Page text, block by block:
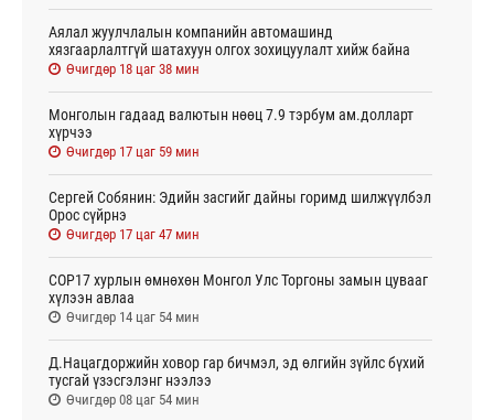
Аялал жуулчлалын компанийн автомашинд
хязгаарлалтгүй шатахуун олгох зохицуулалт хийж байна
Өчигдөр 18 цаг 38 мин
Монголын гадаад валютын нөөц 7.9 тэрбум ам.долларт
хүрчээ
Өчигдөр 17 цаг 59 мин
Сергей Собянин: Эдийн засгийг дайны горимд шилжүүлбэл
Орос сүйрнэ
Өчигдөр 17 цаг 47 мин
COP17 хурлын өмнөхөн Монгол Улс Торгоны замын цувааг
хүлээн авлаа
Өчигдөр 14 цаг 54 мин
Д.Нацагдоржийн ховор гар бичмэл, эд өлгийн зүйлс бүхий
тусгай үзэсгэлэнг нээлээ
Өчигдөр 08 цаг 54 мин